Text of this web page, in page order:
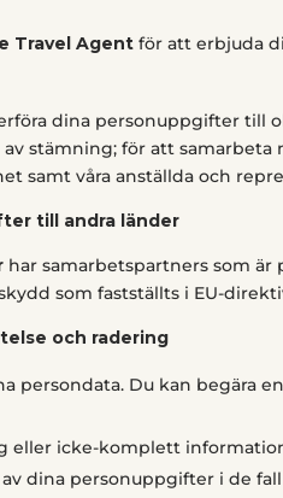
Travel Agent för att erbjuda
dina personuppgifter
stämning; för att
samt våra anställda och
till andra länder
har samarbetspartners som är
som fastställts i EU-
och radering
persondata. Du kan begära
eller icke-komplett
dina personuppgifter i de